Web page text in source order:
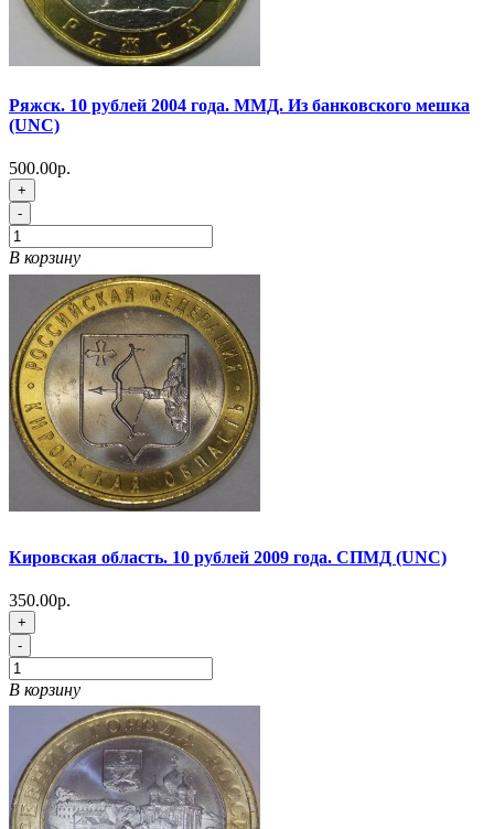
Ряжск. 10 рублей 2004 года. ММД. Из банковского мешка
(UNC)
500.00р.
+
-
В корзину
Кировская область. 10 рублей 2009 года. СПМД (UNC)
350.00р.
+
-
В корзину